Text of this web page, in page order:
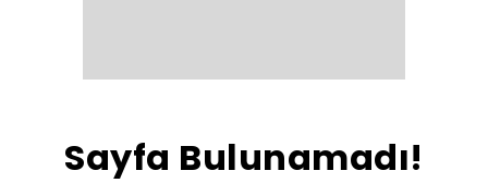
Sayfa Bulunamadı!